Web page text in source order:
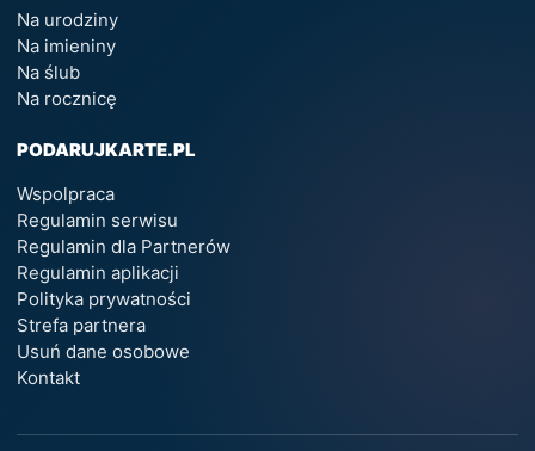
Na urodziny
Na imieniny
Na ślub
Na rocznicę
PODARUJKARTE.PL
Wspolpraca
Regulamin serwisu
Regulamin dla Partnerów
Regulamin aplikacji
Polityka prywatności
Strefa partnera
Usuń dane osobowe
Kontakt